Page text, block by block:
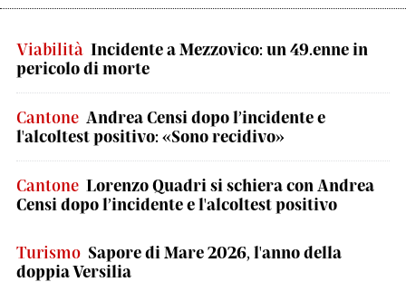
Viabilità Incidente a Mezzovico: un 49.enne in
pericolo di morte
Cantone Andrea Censi dopo l’incidente e
l'alcoltest positivo: «Sono recidivo»
Cantone Lorenzo Quadri si schiera con Andrea
Censi dopo l’incidente e l'alcoltest positivo
Turismo Sapore di Mare 2026, l'anno della
doppia Versilia